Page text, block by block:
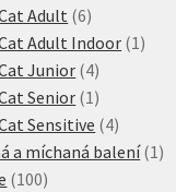
produktů
Adult 66
produktů
Adult Indoor 1 1
Junior 44
produkty
Senior 1 1
produkt
Sensitive 44
produkty
a míchaná balení 1 1
100100